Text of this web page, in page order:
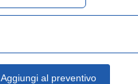
Aggiungi al preventivo